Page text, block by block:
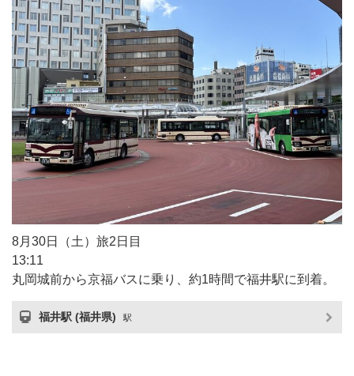
8月30日（土）旅2日目
13:11
丸岡城前から京福バスに乗り、約1時間で福井駅に到着。
福井駅 (福井県) 駅